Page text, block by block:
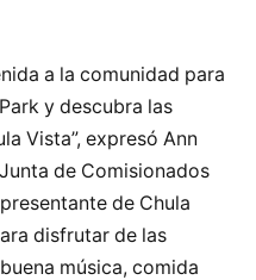
a la comunidad para
y descubra las
Vista”, expresó Ann
de Comisionados
de Chula
disfrutar de las
música, comida